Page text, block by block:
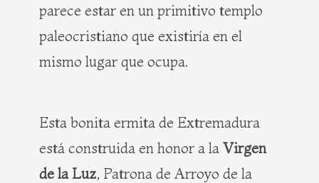
parece estar en un primitivo templo
paleocristiano que existiría en el
mismo lugar que ocupa.
Esta bonita ermita de Extremadura
está construida en honor a la Virgen
de la Luz, Patrona de Arroyo de la